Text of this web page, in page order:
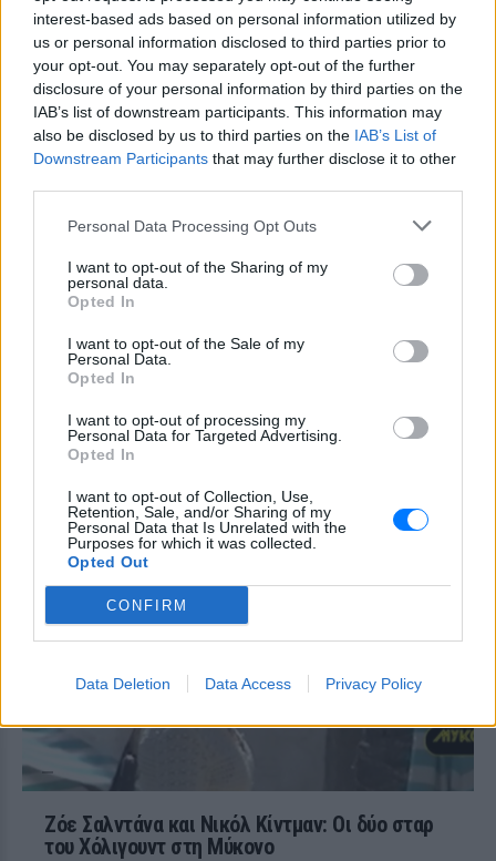
interest-based ads based on personal information utilized by
us or personal information disclosed to third parties prior to
your opt-out. You may separately opt-out of the further
disclosure of your personal information by third parties on the
IAB’s list of downstream participants. This information may
also be disclosed by us to third parties on the IAB’s List of
Downstream Participants that may further disclose it to other
Personal Data Processing Opt Outs
I want to opt-out of the Sharing of my
personal data.
Opted In
I want to opt-out of the Sale of my
Personal Data.
Opted In
I want to opt-out of processing my
Personal Data for Targeted Advertising.
Opted In
I want to opt-out of Collection, Use,
Retention, Sale, and/or Sharing of my
Personal Data that Is Unrelated with the
Purposes for which it was collected.
Opted Out
CONFIRM
Data Deletion Data Access Privacy Policy
ΣΤΗΝ ΙΔΙΑ ΚΑΤΗΓΟΡΙΑ
Η Αποστολία Ζώη σε παραλία:
«Χαρούμενη, γεμάτη αλμύρα»
ΠΡΙΝ 10 ΏΡΕΣ
Οι φωτογραφίες που ανάρτησε στο
Instagram η Αποστολία Ζώη
Νεαρή γυναίκα από την Αιθιοπία
έγινε viral με τη φυσική
ομορφιά της, δείτε την
εντυπωσιακή μεταμόρφωσή
Μετά την αυθόρμητη φωτογραφία που
μεταμόρφωση
Πέρεζ Χίλτον: Τι λέει η
σοκαριστικό live στο TikTok
ΠΡΙΝ 10 ΏΡΕΣ
έγινε στο σπίτι του - οι δικοί του ζητούν
την ανάρρωσή του
Ζόε Σαλντάνα και Νικόλ Κίντμαν: Οι δύο σταρ
του Χόλιγουντ στη Μύκονο